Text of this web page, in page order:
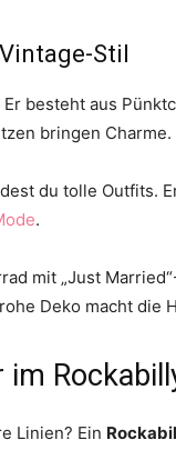
Stil
besteht aus
bringen Charme.
du tolle Outfits.
.
mit „Just
Deko macht die
Linien? Ein